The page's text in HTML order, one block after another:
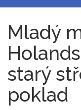
Mladý
starý
poklad